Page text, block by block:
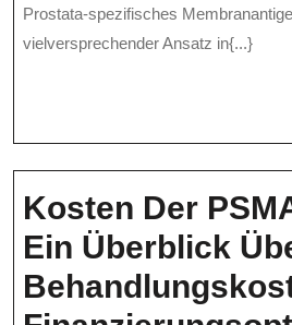
Prostata-spezifisches
vielversprechender Ansatz in{...}
Kosten Der
Ein Überblick